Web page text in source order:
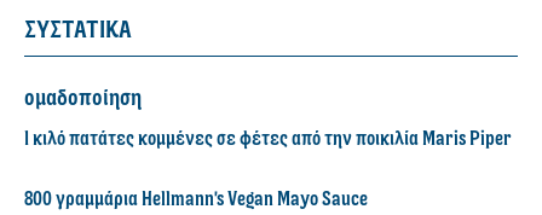
ΣΥΣΤΑΤΙΚΑ
ομαδοποίηση
1 κιλό πατάτες κομμένες σε φέτες από την ποικιλία Maris Piper
800 γραμμάρια Hellmann's Vegan Mayo Sauce